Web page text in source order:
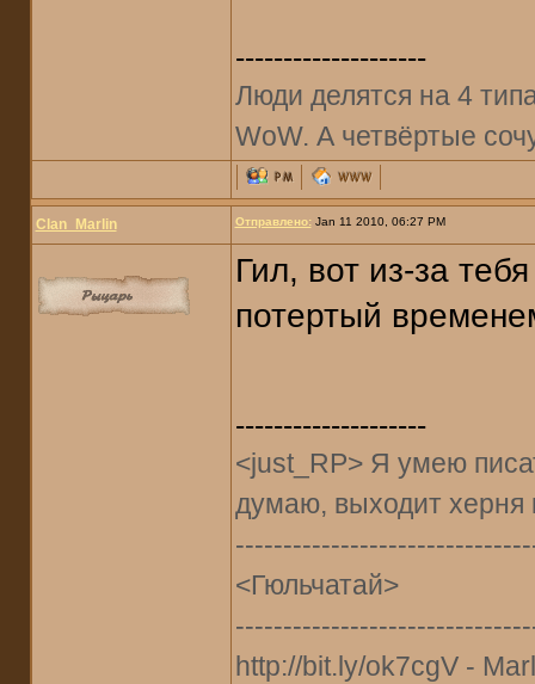
--------------------
Люди делятся на 4
WoW. А четвёртые
Clan_Marlin Отправлено:Jan 11 2010, 06:27 PM
Гил, вот из-за
потертый
--------------------
<just_RP> Я умею
думаю, выходит херня
<Гюльчатай>
http://bit.ly/ok7cgV -